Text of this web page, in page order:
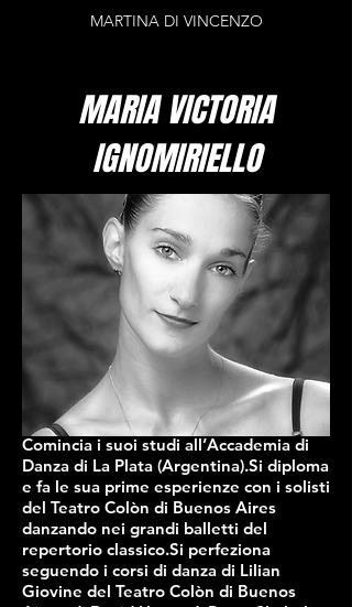
MARTINA DI VINCENZO
MARIA VICTORIA
IGNOMIRIELLO
Comincia i suoi studi all’Accademia di
Danza di La Plata (Argentina).Si diploma
e fa le sua prime esperienze con i solisti
del Teatro Colòn di Buenos Aires
danzando nei grandi balletti del
repertorio classico.Si perfeziona
seguendo i corsi di danza di Lilian
Giovine del Teatro Colòn di Buenos